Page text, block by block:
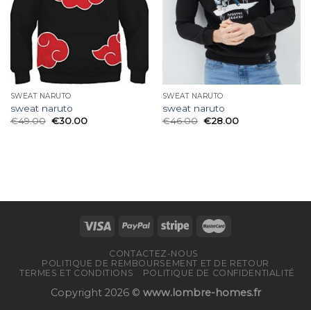
SWEAT NARUTO
sweat naruto
€49.00 €30.00
SWEAT NARUTO
sweat naruto
€46.00 €28.00
CONTACTEZ-NOUS
POLITIQUE DE REMBOURSEMENT ET DE RETOUR
TERMES ET CONDITIONS
POLITIQUE DE CONFIDENTIALITÉ
Copyright 2026 © www.lombre-homes.fr